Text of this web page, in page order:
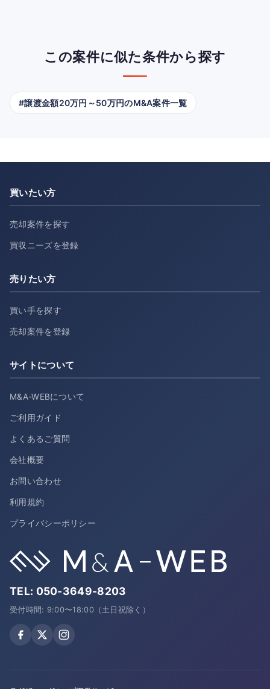
この案件に似た条件から探す
#譲渡金額20万円～50万円のM&A案件一覧
買いたい方
売却案件を探す
買収ニーズを登録
売りたい方
買い手を探す
売却案件を登録
サイトについて
M&A-WEBについて
ご利用ガイド
よくあるご質問
会社概要
お問い合わせ
利用規約
プライバシーポリシー
TEL: 050-3649-8203
受付時間: 9:00〜18:00（土日祝除く）